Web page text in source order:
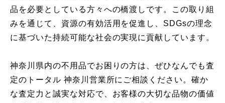
品を必要としている方々への橋渡しです。この取り組
みを通じて、資源の有効活用を促進し、SDGsの理念
に基づいた持続可能な社会の実現に貢献しています。
神奈川県内の不用品でお困りの方は、ぜひなんでも査
定のトータル 神奈川営業所にご相談ください。確か
な査定力と誠実な対応で、お客様の大切な品物の価値